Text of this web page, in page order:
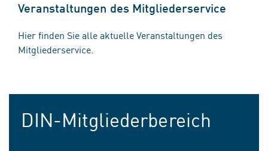
Veranstaltungen des Mitgliederservice
Hier finden Sie alle aktuelle Veranstaltungen des
Mitgliederservice.
DIN-Mitgliederbereich